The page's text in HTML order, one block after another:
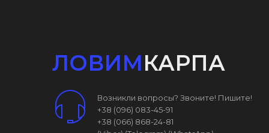
ЛОВИМКАРПА
Возникли вопросы? Звоните! Пишите!
+38 (096) 083-45-91
+38 (066) 868-24-81